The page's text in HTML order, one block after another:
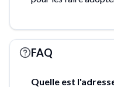
FAQ
Quelle est